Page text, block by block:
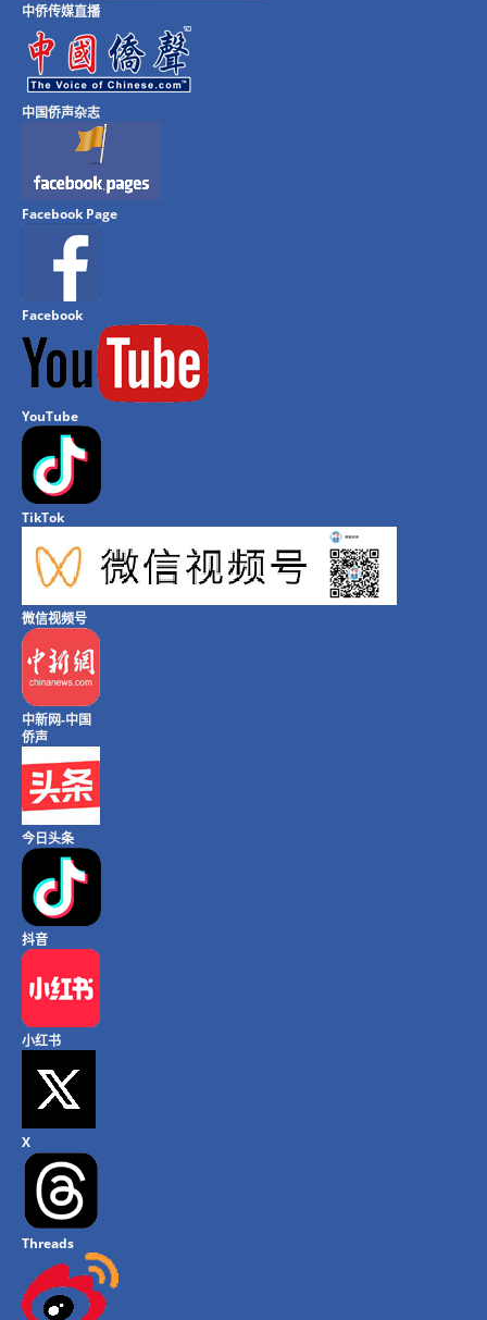
中侨传媒直播
中国侨声杂志
Facebook Page
Facebook
YouTube
TikTok
微信视频号
中新网-中国
侨声
今日头条
抖音
小红书
X
Threads